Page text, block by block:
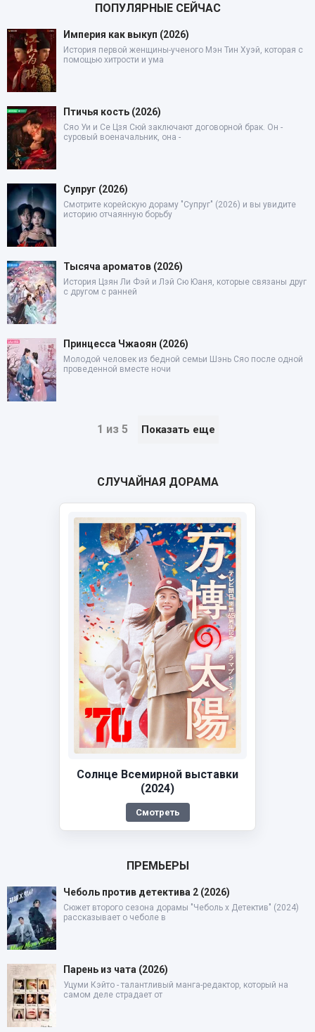
ПОПУЛЯРНЫЕ СЕЙЧАС
Империя как выкуп (2026)
История первой женщины-ученого Мэн Тин Хуэй, которая с
помощью хитрости и ума
Птичья кость (2026)
Сяо Уи и Се Цзя Сюй заключают договорной брак. Он -
суровый военачальник, она -
Супруг (2026)
Смотрите корейскую дораму "Супруг" (2026) и вы увидите
историю отчаянную борьбу
Тысяча ароматов (2026)
История Цзян Ли Фэй и Лэй Сю Юаня, которые связаны друг
с другом с ранней
Принцесса Чжаоян (2026)
Молодой человек из бедной семьи Шэнь Сяо после одной
проведенной вместе ночи
1 из 5 Показать еще
СЛУЧАЙНАЯ ДОРАМА
Солнце Всемирной выставки
(2024)
Смотреть
ПРЕМЬЕРЫ
Чеболь против детектива 2 (2026)
Сюжет второго сезона дорамы "Чеболь x Детектив" (2024)
рассказывает о чеболе в
Парень из чата (2026)
Уцуми Кэйто - талантливый манга-редактор, который на
самом деле страдает от